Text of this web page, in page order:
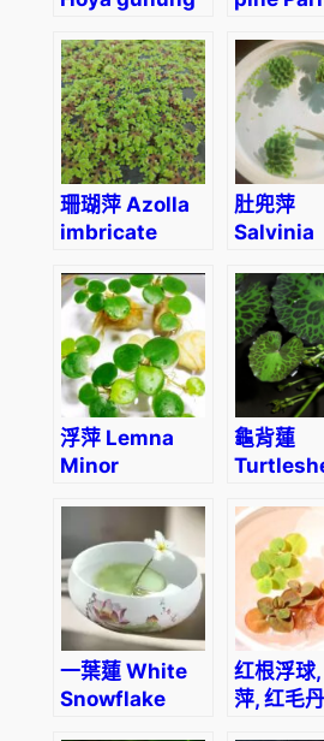
珊瑚萍 Azolla
imbricate
肚兜萍
Salvinia
浮萍 Lemna
Minor
laevigatum)
(5/10株)
龜背蓮
一葉蓮 White
Snowflake
红根浮球
萍, 红毛